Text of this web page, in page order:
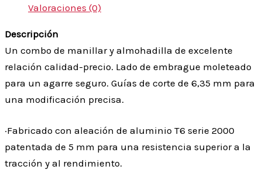
Valoraciones (0)
Descripción
Un combo de manillar y almohadilla de excelente
relación calidad-precio. Lado de embrague moleteado
para un agarre seguro. Guías de corte de 6,35 mm para
una modificación precisa.
·Fabricado con aleación de aluminio T6 serie 2000
patentada de 5 mm para una resistencia superior a la
tracción y al rendimiento.